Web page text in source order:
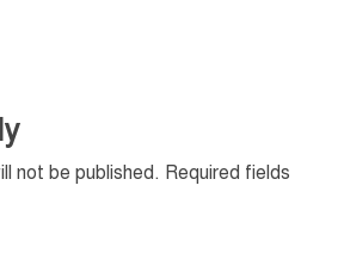
not be published. Required fields